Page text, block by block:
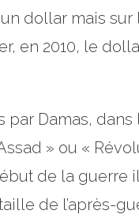
dollar mais
en 2010, le
Damas,
» ou «
de la guerre il
de l’après-